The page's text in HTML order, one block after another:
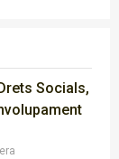
Socials,